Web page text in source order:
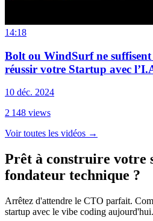
14:18
Bolt ou WindSurf ne
réussir votre Startup avec
10 déc. 2024
2 148 views
Voir toutes les vidéos →
Prêt à construire votre
fondateur technique ?
Arrêtez d'attendre le CTO parfait.
startup avec le vibe coding aujourd'hui.